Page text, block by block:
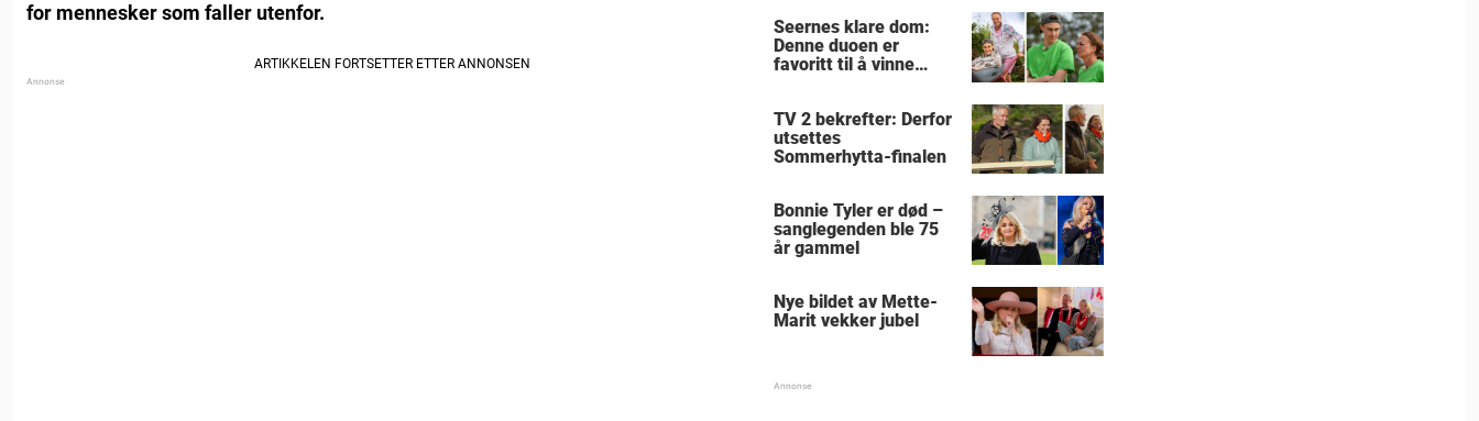
for mennesker som faller utenfor.
Seernes klare dom:
Denne duoen er
favoritt til å vinne
TV 2 bekrefter: Derfor
utsettes
Sommerhytta-finalen
Bonnie Tyler er død –
sanglegenden ble 75
år gammel
Nye bildet av Mette-
Marit vekker jubel